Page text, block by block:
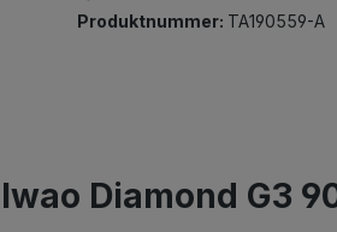
Produktnummer: TA190559-A
Diamond G3